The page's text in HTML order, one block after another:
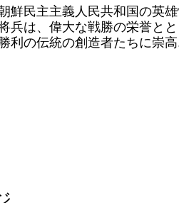
鮮民主主義人民共和国の英
兵は、偉大な戦勝の栄誉と
利の伝統の創造者たちに崇